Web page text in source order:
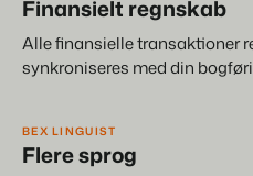
Finansielt regnskab
Alle finansielle transaktioner
synkroniseres med din
BEX LINGUIST
Flere sprog